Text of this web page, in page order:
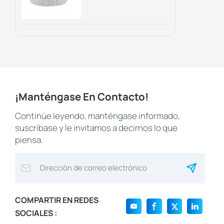
¡Manténgase En Contacto!
Continúe leyendo, manténgase informado,
suscríbase y le invitamos a decirnos lo que
piensa.
COMPARTIR EN REDES
SOCIALES :